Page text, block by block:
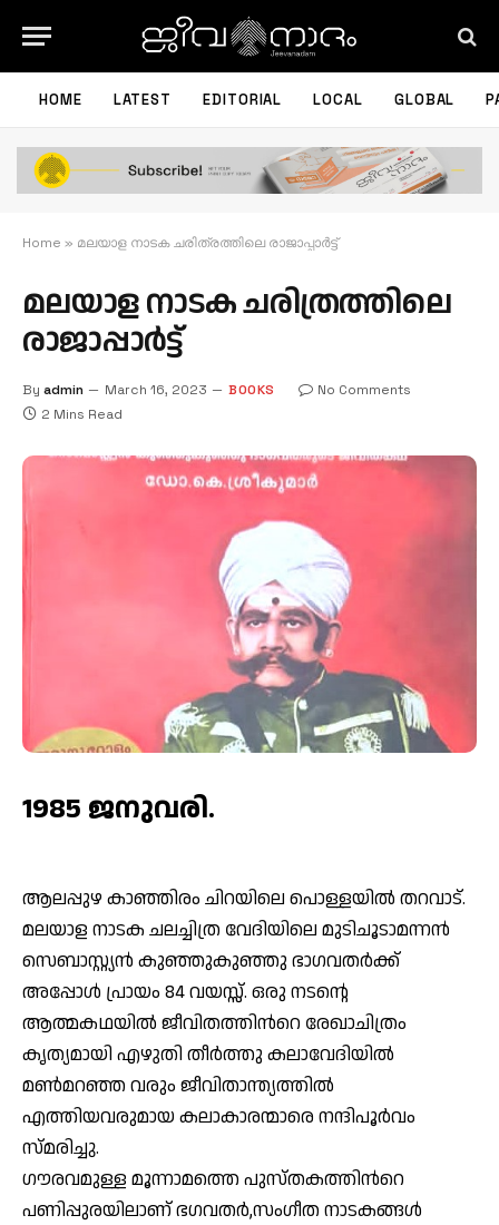
HOME LATEST EDITORIAL LOCAL GLOBAL
Home » മലയാള നാടക ചരിത്രത്തിലെ രാജാപ്പാർട്ട്
മലയാള നാടക ചരിത്രത്തിലെ
രാജാപ്പാർട്ട്
By admin March 16, 2023 BOOKS
No Comments
2 Mins Read
1985 ജനുവരി.
ആലപ്പുഴ കാഞ്ഞിരം ചിറയിലെ പൊള്ളയിൽ തറവാട്.
മലയാള നാടക ചലച്ചിത്ര വേദിയിലെ മുടിചൂടാമന്നൻ
സെബാസ്റ്റ്യൻ കുഞ്ഞുകുഞ്ഞു ഭാഗവതർക്ക്
അപ്പോൾ പ്രായം 84 വയസ്സ്. ഒരു നടന്റെ
ആത്മകഥയിൽ ജീവിതത്തിൻറെ രേഖാചിത്രം
കൃത്യമായി എഴുതി തീർത്തു കലാവേദിയിൽ
മൺമറഞ്ഞ വരും ജീവിതാന്ത്യത്തിൽ
എത്തിയവരുമായ കലാകാരന്മാരെ നന്ദിപൂർവം
സ്മരിച്ചു.
ഗൗരവമുള്ള മൂന്നാമത്തെ പുസ്തകത്തിൻറെ
പണിപ്പുരയിലാണ് ഭഗവതർ,സംഗീത നാടകങ്ങൾ